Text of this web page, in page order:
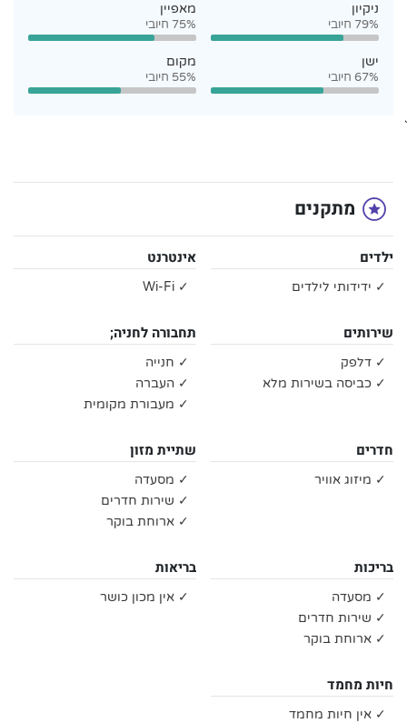
ניקיון
79% חיובי
מאפיין
75% חיובי
ישן
67% חיובי
מקום
55% חיובי
`
מתקנים
ילדים
✓ ידידותי לילדים
אינטרנט
✓ Wi-Fi
שירותים
✓ דלפק
✓ כביסה בשירות מלא
תחבורה לחניה;
✓ חנייה
✓ העברה
✓ מעבורת מקומית
חדרים
✓ מיזוג אוויר
שתיית מזון
✓ מסעדה
✓ שירות חדרים
✓ ארוחת בוקר
בריכות
✓ מסעדה
✓ שירות חדרים
✓ ארוחת בוקר
בריאות
✓ אין מכון כושר
חיות מחמד
✓ אין חיות מחמד